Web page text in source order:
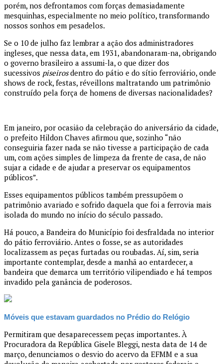
porém, nos defrontamos com forças demasiadamente
mesquinhas, especialmente no meio político, transformando
nossos sonhos em pesadelos.
Se o 10 de julho faz lembrar a ação dos administradores
ingleses, que nessa data, em 1931, abandonaram-na, obrigando
o governo brasileiro a assumi-la, o que dizer dos
sucessivos piseirosdentro do pátio e do sítio ferroviário, onde
shows de rock, festas, réveillons maltratando um patrimônio
construído pela força de homens de diversas nacionalidades?
Em janeiro, por ocasião da celebração do aniversário da cidade,
o prefeito Hildon Chaves afirmou que, sozinho “não
conseguiria fazer nada se não tivesse a participação de cada
um, com ações simples de limpeza da frente de casa, de não
sujar a cidade e de ajudar a preservar os equipamentos
públicos”.
Esses equipamentos públicos também pressupõem o
patrimônio avariado e sofrido daquela que foi a ferrovia mais
isolada do mundo no início do século passado.
Há pouco, a Bandeira do Município foi desfraldada no interior
do pátio ferroviário. Antes o fosse, se as autoridades
localizassem as peças furtadas ou roubadas. Aí, sim, seria
importante contemplar, desde a manhã ao entardecer, a
bandeira que demarca um território vilipendiado e há tempos
invadido pela ganância de poderosos.
Móveis que estavam guardados no Prédio do Relógio
Permitiram que desaparecessem peças importantes. À
Procuradora da República Gisele Bleggi, nesta data de 14 de
março, denunciamos o desvio do acervo da EFMM e a sua